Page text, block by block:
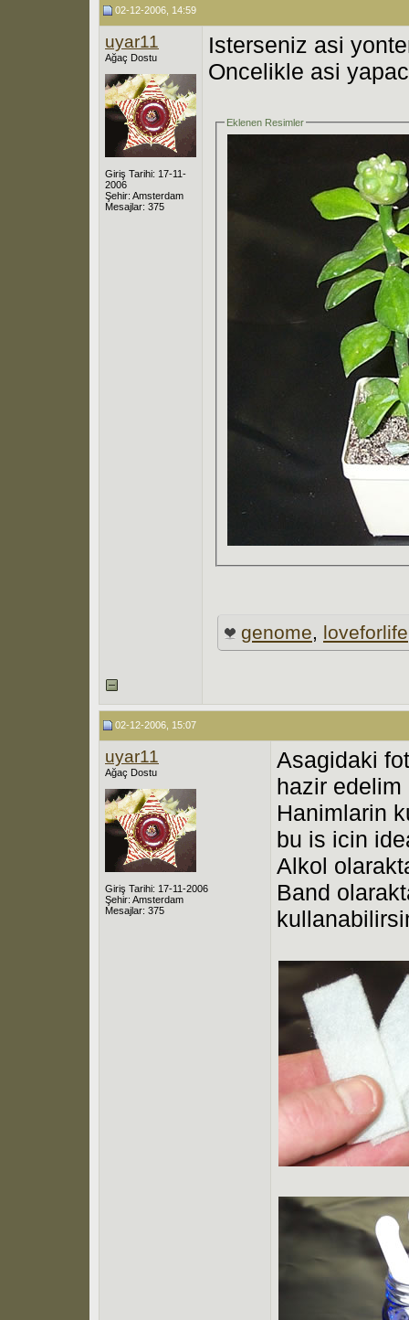
02-12-2006, 14:59
uyar11
Ağaç Dostu
Giriş Tarihi: 17-11-
2006
Şehir: Amsterdam
Mesajlar: 375
Isterseniz asi
Oncelikle asi
Eklenen Resimler
genome, loveforlife
02-12-2006, 15:07
uyar11
Ağaç Dostu
Giriş Tarihi: 17-11-2006
Şehir: Amsterdam
Mesajlar: 375
Asagidaki
hazir edelim
Hanimlarin
bu is icin
Alkol
Band